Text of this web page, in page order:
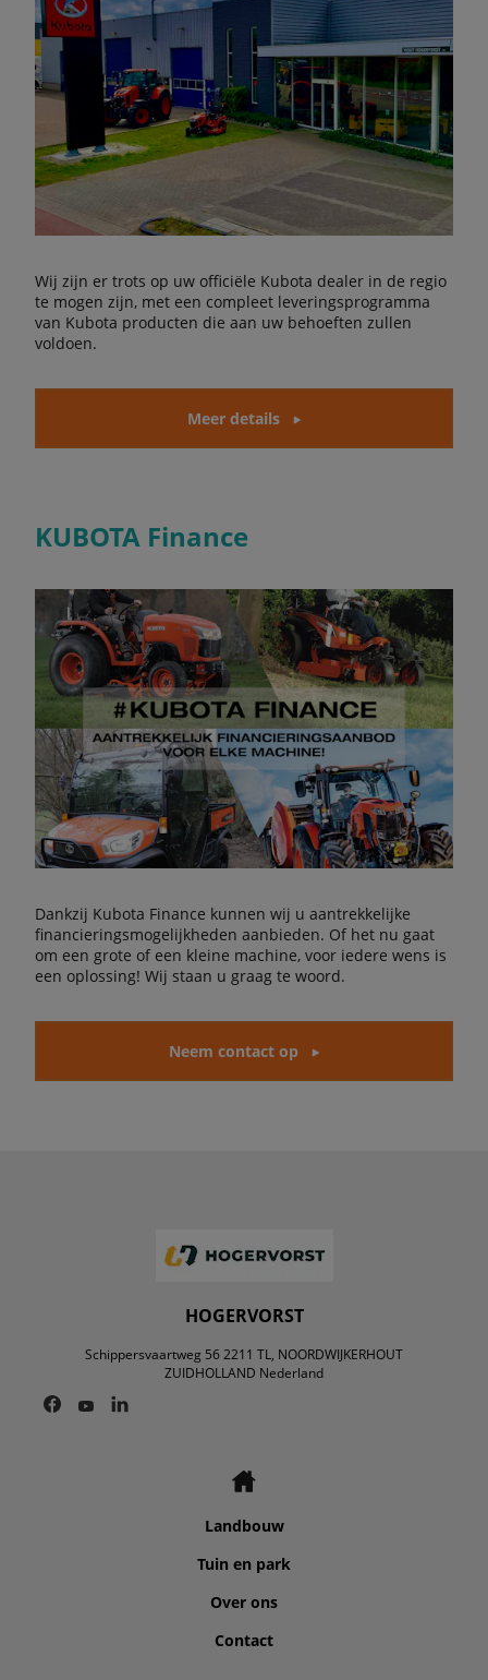
Wij zijn er trots op uw officiële Kubota dealer in de regio
te mogen zijn, met een compleet leveringsprogramma
van Kubota producten die aan uw behoeften zullen
voldoen.
Meer details
KUBOTA Finance
Dankzij Kubota Finance kunnen wij u aantrekkelijke
financieringsmogelijkheden aanbieden. Of het nu gaat
om een grote of een kleine machine, voor iedere wens is
een oplossing! Wij staan u graag te woord.
Neem contact op
HOGERVORST
Schippersvaartweg 56 2211 TL, NOORDWIJKERHOUT
ZUIDHOLLAND Nederland
Landbouw
Tuin en park
Over ons
Contact